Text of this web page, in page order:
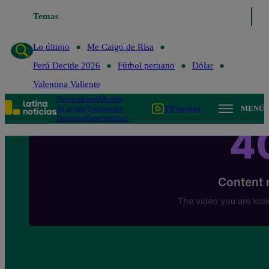
Temas
Lo último
Me Caigo de Risa
Perú Decide 2026
Fútbol peruano
Dólar
Valentina Valiente
PolíticaLimaMundo
Te ayudoTendencias
DeportesEspectáculos
TV en vivo MENÚ